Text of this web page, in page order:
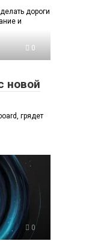
дороги
и
0
новой
грядет
0